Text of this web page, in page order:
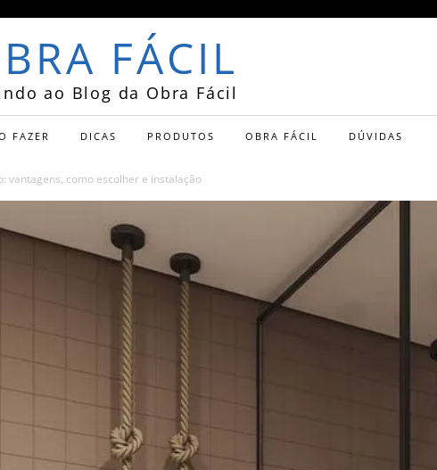
FÁCIL
ao Blog da Obra Fácil
FAZER DICAS PRODUTOS OBRA FÁCIL DÚVIDAS
vantagens, como escolher e instalação